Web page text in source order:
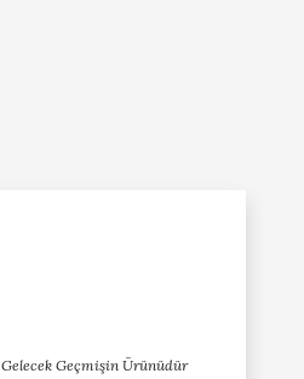
Gelecek Geçmişin Ürünüdür